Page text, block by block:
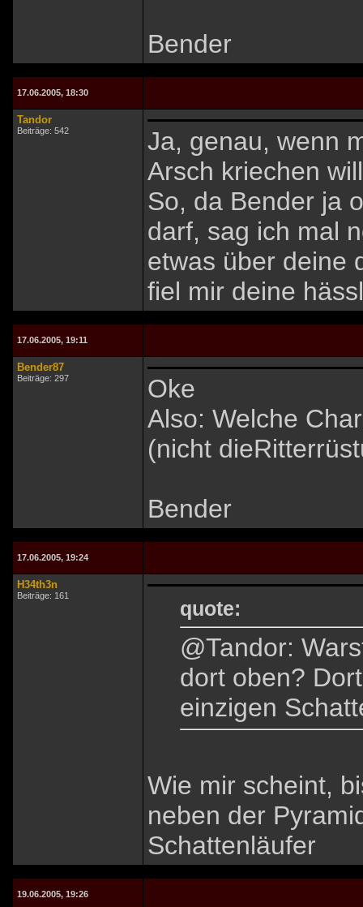
Bender
17.06.2005, 18:30
Tandor
Beiträge: 542
Ja, genau, wenn
Arsch kriechen
So, da Bender ja
darf, sag ich mal
etwas über deine
fiel mir deine
17.06.2005, 19:11
Bender87
Beiträge: 297
Oke
Also: Welche
(nicht
Bender
17.06.2005, 19:24
H34th3n
Beiträge: 161
quote:
@Tandor:
dort oben?
einzigen
Wie mir scheint,
neben der
Schattenläufer
19.06.2005, 19:26